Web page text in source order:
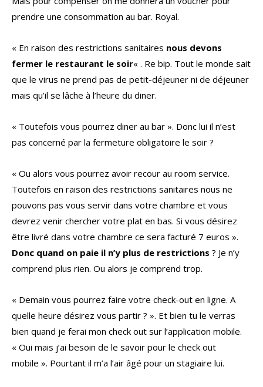
prendre une consommation au bar. Royal.
« En raison des restrictions sanitaires nous devons
fermer le restaurant le soir« . Re bip. Tout le monde sait
que le virus ne prend pas de petit-déjeuner ni de déjeuner
mais qu’il se lâche à l’heure du diner.
« Toutefois vous pourrez diner au bar ». Donc lui il n’est
pas concerné par la fermeture obligatoire le soir ?
« Ou alors vous pourrez avoir recour au room service.
Toutefois en raison des restrictions sanitaires nous ne
pouvons pas vous servir dans votre chambre et vous
devrez venir chercher votre plat en bas. Si vous désirez
être livré dans votre chambre ce sera facturé 7 euros ».
Donc quand on paie il n’y plus de restrictions ? Je n’y
comprend plus rien. Ou alors je comprend trop.
« Demain vous pourrez faire votre check-out en ligne. A
quelle heure désirez vous partir ? ». Et bien tu le verras
bien quand je ferai mon check out sur l’application mobile.
« Oui mais j’ai besoin de le savoir pour le check out
mobile ». Pourtant il m’a l’air âgé pour un stagiaire lui.